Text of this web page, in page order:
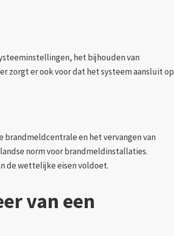
het bijhouden van
zorgt er ook voor dat het systeem aansluit op
en het vervangen van
norm voor brandmeldinstallaties.
de wettelijke eisen voldoet.
van een